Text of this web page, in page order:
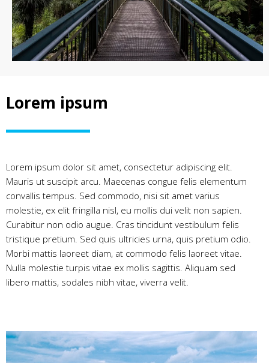
Lorem ipsum
Lorem ipsum dolor sit amet, consectetur adipiscing elit.
Mauris ut suscipit arcu. Maecenas congue felis elementum
convallis tempus. Sed commodo, nisi sit amet varius
molestie, ex elit fringilla nisl, eu mollis dui velit non sapien.
Curabitur non odio augue. Cras tincidunt vestibulum felis
tristique pretium. Sed quis ultricies urna, quis pretium odio.
Morbi mattis laoreet diam, at commodo felis laoreet vitae.
Nulla molestie turpis vitae ex mollis sagittis. Aliquam sed
libero mattis, sodales nibh vitae, viverra velit.